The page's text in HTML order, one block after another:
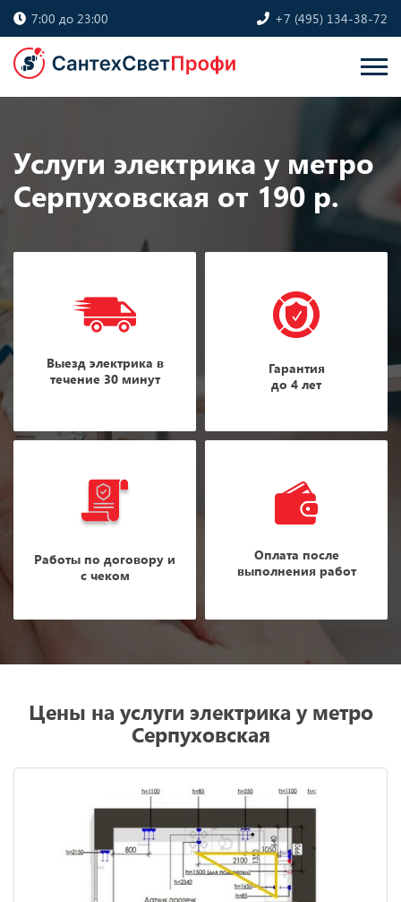
7:00 до 23:00 +7 (495) 134-38-72
Услуги электрика у метро
Серпуховская от 190 р.
Выезд электрика в
течение 30 минут
Гарантия
до 4 лет
Работы по договору и
с чеком
Оплата после
выполнения работ
Цены на услуги электрика у метро
Серпуховская